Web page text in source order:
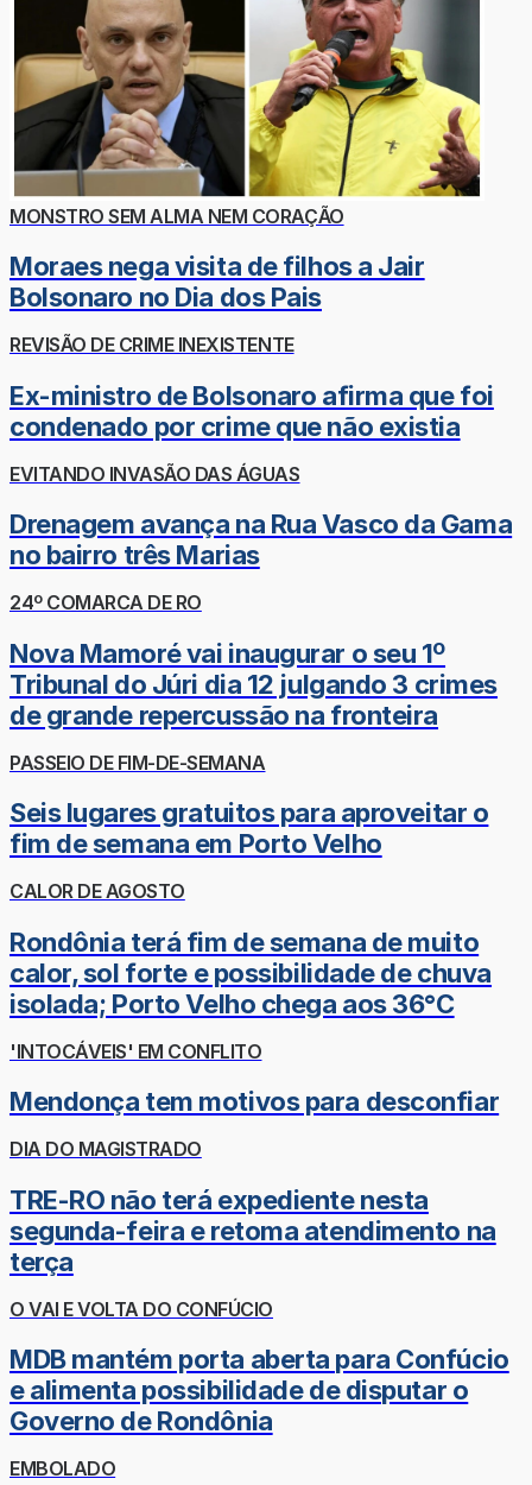
MONSTRO SEM ALMA NEM CORAÇÃO
Moraes nega visita de filhos a Jair
Bolsonaro no Dia dos Pais
REVISÃO DE CRIME INEXISTENTE
Ex-ministro de Bolsonaro afirma que foi
condenado por crime que não existia
EVITANDO INVASÃO DAS ÁGUAS
Drenagem avança na Rua Vasco da Gama
no bairro três Marias
24º COMARCA DE RO
Nova Mamoré vai inaugurar o seu 1º
Tribunal do Júri dia 12 julgando 3 crimes
de grande repercussão na fronteira
PASSEIO DE FIM-DE-SEMANA
Seis lugares gratuitos para aproveitar o
fim de semana em Porto Velho
CALOR DE AGOSTO
Rondônia terá fim de semana de muito
calor, sol forte e possibilidade de chuva
isolada; Porto Velho chega aos 36°C
'INTOCÁVEIS' EM CONFLITO
Mendonça tem motivos para desconfiar
DIA DO MAGISTRADO
TRE-RO não terá expediente nesta
segunda-feira e retoma atendimento na
terça
O VAI E VOLTA DO CONFÚCIO
MDB mantém porta aberta para Confúcio
e alimenta possibilidade de disputar o
Governo de Rondônia
EMBOLADO